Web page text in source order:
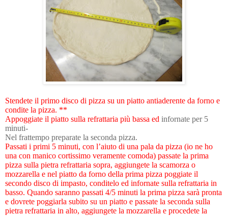
Stendete il primo disco di pizza su un piatto antiaderente da forno e
condite la pizza. **
Appoggiate il piatto sulla refrattaria più bassa ed infornate per 5
minuti-
Nel frattempo preparate la seconda pizza.
Passati i primi 5 minuti, con l’aiuto di una pala da pizza (io ne ho
una con manico cortissimo veramente comoda) passate la prima
pizza sulla pietra refrattaria sopra, aggiungete la scamorza o
mozzarella e nel piatto da forno della prima pizza poggiate il
secondo disco di impasto, conditelo ed infornate sulla refrattaria in
basso. Quando saranno passati 4/5 minuti la prima pizza sarà pronta
e dovrete poggiarla subito su un piatto e passate la seconda sulla
pietra refrattaria in alto, aggiungete la mozzarella e procedete la